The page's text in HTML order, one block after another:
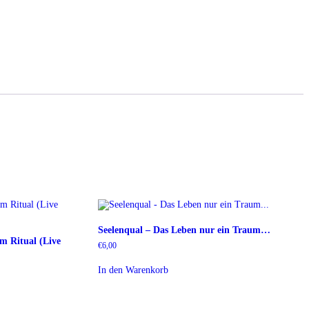
Ritual (Live
Seelenqual – Das Leben nur ein Traum…
€6,00
In den Warenkorb